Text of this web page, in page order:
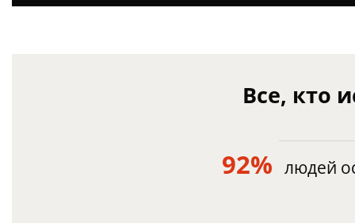
Все, кто
92% людей